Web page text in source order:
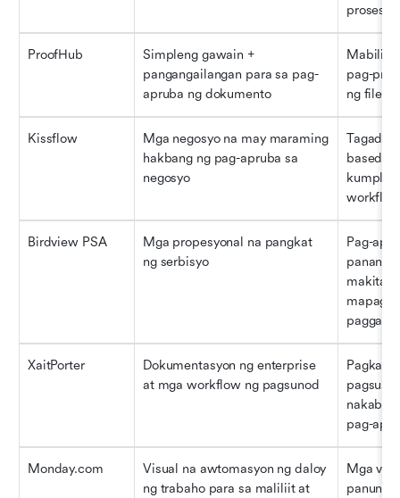
ProofHub
Simpleng gawain +
pangangailangan para sa pag-
apruba ng dokumento
Mabilis
pag-
ng file
Kissflow
Mga negosyo na may maraming
hakbang ng pag-apruba sa
negosyo
based
workflow
Birdview PSA
Mga propesyonal na pangkat
ng serbisyo
Pag-
makita
paggasta
XaitPorter
Dokumentasyon ng enterprise
at mga workflow ng pagsunod
pag-
Monday.com
Visual na awtomasyon ng daloy
ng trabaho para sa maliliit at
Mga